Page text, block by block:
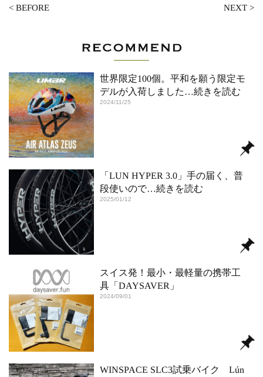
<BEFORE NEXT>
世界限定100個。平和を願う限定モ
デルが入荷しました …続きを読む
2024/11/25
「LUN HYPER 3.0」手の届く、普
段使いので…続きを読む
2025/01/12
スイス発！最小・最軽量の携帯工
具「DAYSAVER」
2024/09/01
WINSPACE SLC3試乗バイク Lún